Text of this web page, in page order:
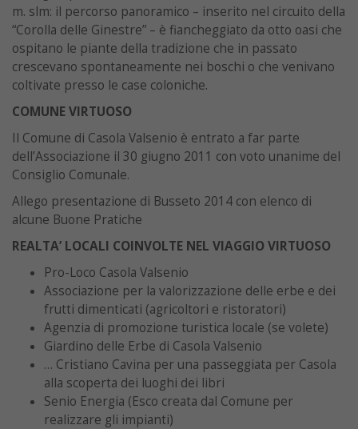
m. slm: il percorso panoramico – inserito nel circuito della
“Corolla delle Ginestre” – è fiancheggiato da otto oasi che
ospitano le piante della tradizione che in passato
crescevano spontaneamente nei boschi o che venivano
coltivate presso le case coloniche.
COMUNE VIRTUOSO
Il Comune di Casola Valsenio è entrato a far parte
dell’Associazione il 30 giugno 2011 con voto unanime del
Consiglio Comunale.
Allego presentazione di Busseto 2014 con elenco di
alcune Buone Pratiche
REALTA’ LOCALI COINVOLTE NEL VIAGGIO VIRTUOSO
Pro-Loco Casola Valsenio
Associazione per la valorizzazione delle erbe e dei
frutti dimenticati (agricoltori e ristoratori)
Agenzia di promozione turistica locale (se volete)
Giardino delle Erbe di Casola Valsenio
… Cristiano Cavina per una passeggiata per Casola
alla scoperta dei luoghi dei libri
Senio Energia (Esco creata dal Comune per
realizzare gli impianti)